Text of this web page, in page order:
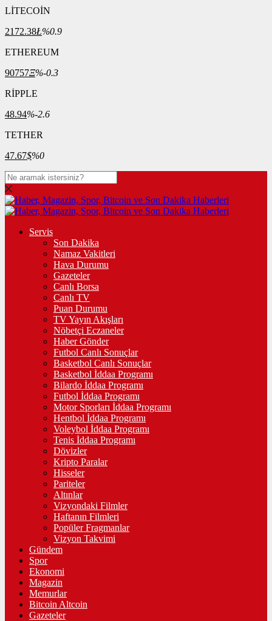
LİTECOİN
2172.38Ł%0.9
ETHEREUM
90757Ξ%-0.3
RİPPLE
48.94%-2.6
TETHER
47.67$%0
Servis
Son Dakika
Namaz Vakitleri
Hava Durumu
Gazeteler
Canlı Borsa
Canlı TV
Puan Durumu
TV Yayın Akışları
Nöbetçi Eczaneler
Haber Gönder
Futbol Canlı Sonuçlar
Basketbol Canlı Sonuçlar
Basketbol İddaa Programı
Bilardo İddaa Programı
Futbol İddaa Programı
Motor Sporları İddaa Programı
Hentbol İddaa Programı
Voleybol İddaa Programı
Tenis İddaa Programı
Dövizler
Kripto Paralar
Hisseler
Pariteler
Altınlar
Vizyondaki Filmler
Haftanın Filmleri
Popüler Fragmanlar
Vizyon Takvimi
Gündem
Spor
Ekonomi
Magazin
Memurlar
Bitcoin Altcoin
Gazeteler